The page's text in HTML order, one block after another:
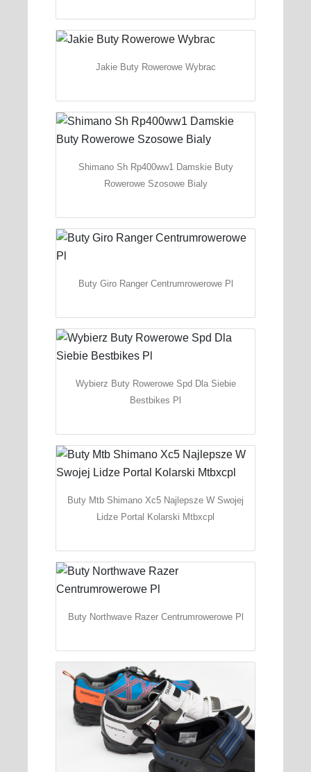
Jakie Buty Rowerowe Wybrac
Shimano Sh Rp400ww1 Damskie Buty
Rowerowe Szosowe Bialy
Buty Giro Ranger Centrumrowerowe Pl
Wybierz Buty Rowerowe Spd Dla Siebie
Bestbikes Pl
Buty Mtb Shimano Xc5 Najlepsze W Swojej
Lidze Portal Kolarski Mtbxcpl
Buty Northwave Razer Centrumrowerowe Pl